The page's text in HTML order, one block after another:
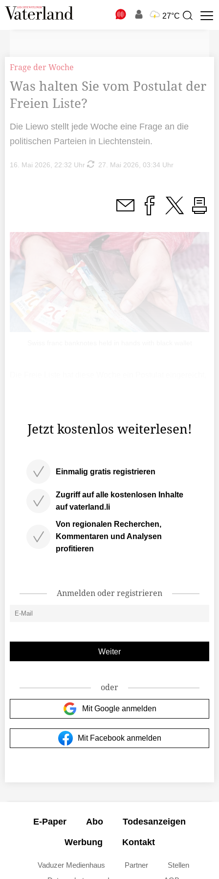
27°C
Suchbegriff
Frage der Woche
Was halten Sie vom Postulat der
Freien Liste?
Die Liewo stellt jede Woche eine Frage an die
politischen Parteien in Liechtenstein.
16. Mai 2026, 22:32 Uhr 27. Mai 2026, 03:34 Uhr
Jetzt kostenlos weiterlesen!
Einmalig gratis registrieren
Zugriff auf alle kostenlosen Inhalte
auf vaterland.li
Von regionalen Recherchen,
Kommentaren und Analysen
profitieren
Anmelden oder registrieren
oder
Mit Google anmelden
Mit Facebook anmelden
E-Paper Abo Todesanzeigen
Werbung Kontakt
Vaduzer Medienhaus Partner
Stellen